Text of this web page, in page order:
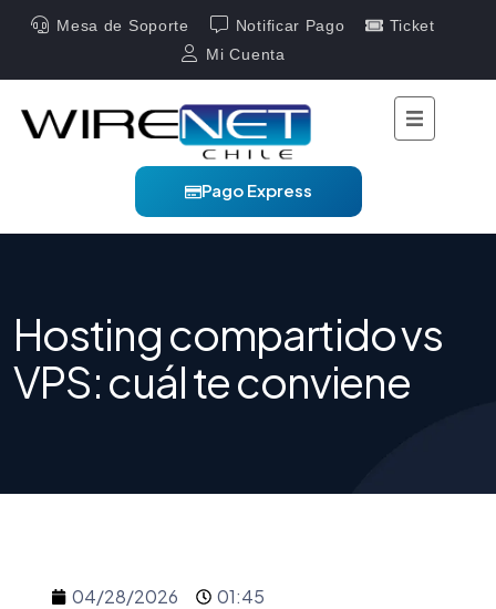
Mesa de Soporte Notificar Pago
Ticket
Mi Cuenta
Pago Express
Hosting compartido vs
VPS: cuál te conviene
04/28/2026 01:45